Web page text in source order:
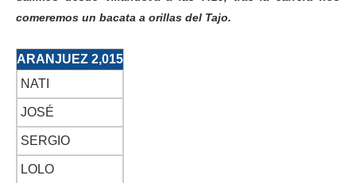
comeremos un bacata a orillas del Tajo.
ARANJUEZ 2,015
NATI
JOSÉ
SERGIO
LOLO